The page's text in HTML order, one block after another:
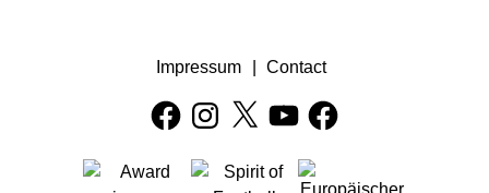
Impressum Contact
FacebookInstagram
X YouTubeFacebook
AWARDS